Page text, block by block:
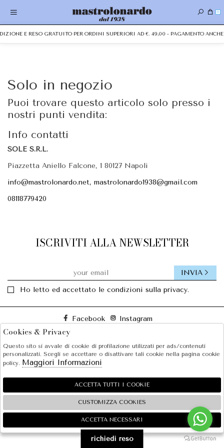
0
E RESO GRATUITO PER ORDINI SUPERIORI AD €. 49,00 - PAGAMENTO
Solo in negozio
Puoi trovare questo articolo solo presso i
nostri punti vendita:
Info contatti
SOLE S.R.L.
Piazzetta Aniello Falcone, 1 80127 Napoli
info@mastrolonardo.net, mastrolonardo1938@gmail.com
08118779420
ISCRIVITI ALLA NEWSLETTER
Ho letto ed accettato le condizioni sulla privacy.
INVIA
Facebook Instagram
SOLE S.R.L.
SHOPPING
EXTRA
2026 SOLE S.R.L. - P.iva : 07456781215 Powered byAteliersocietàgruppo Zucchetti
🍪
richiedi reso
Cookies & Privacy
Questo sito si avvale di cookie di profilazione utilizzati per ads/contenuti
personalizzati. Scegli se accettare o disattivare tali cookie nella pagina cookie
policy. Maggiori Informazioni
ACCETTA TUTTI I COOKIE
CUSTOMIZZA COOKIES
ACCETTA NECESSARI